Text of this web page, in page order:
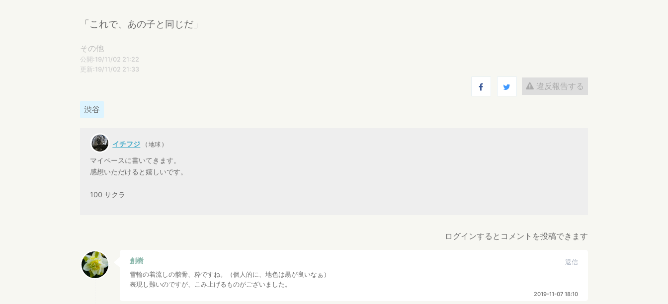
「これで、あの子と同じだ」
その他
公開:19/11/02 21:22
更新:19/11/02 21:33
違反報告する
渋谷
イチフジ ( 地球 )
マイペースに書いてきます。
感想いただけると嬉しいです。
100 サクラ
ログインするとコメントを投稿できます
創樹
返信
雪輪の着流しの骸骨、粋ですね。（個人的に、地色は黒が良いなぁ）
表現し難いのですが、こみ上げるものがございました。
2019-11-07 18:10